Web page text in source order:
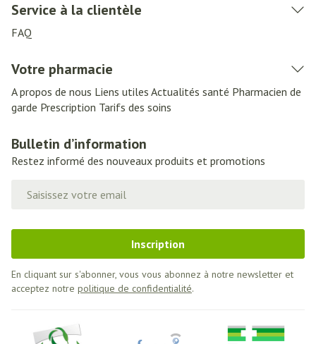
Service à la clientèle
FAQ
Votre pharmacie
A propos de nous Liens utiles Actualités santé Pharmacien de
garde Prescription Tarifs des soins
Bulletin d’information
Restez informé des nouveaux produits et promotions
Inscription
En cliquant sur s'abonner, vous vous abonnez à notre newsletter et
acceptez notre politique de confidentialité.